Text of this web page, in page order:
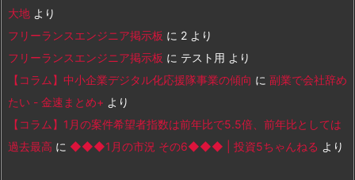
大地 より
フリーランスエンジニア掲示板 に 2 より
フリーランスエンジニア掲示板 に テスト用 より
【コラム】中小企業デジタル化応援隊事業の傾向 に 副業で会社辞め
たい - 金速まとめ+ より
【コラム】1月の案件希望者指数は前年比で5.5倍、前年比としては
過去最高 に ◆◆◆1月の市況 その6◆◆◆ | 投資5ちゃんねる より